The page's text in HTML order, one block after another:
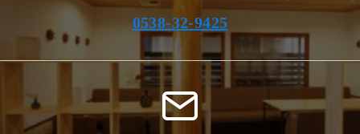
0538-32-9425